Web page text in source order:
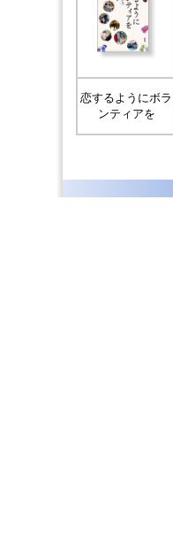
恋するようにボラ
ンティアを